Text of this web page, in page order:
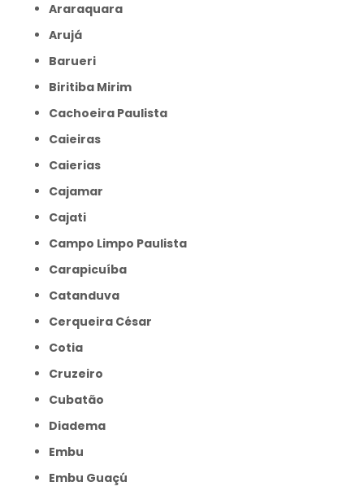
Araraquara
Arujá
Barueri
Biritiba Mirim
Cachoeira Paulista
Caieiras
Caierias
Cajamar
Cajati
Campo Limpo Paulista
Carapicuíba
Catanduva
Cerqueira César
Cotia
Cruzeiro
Cubatão
Diadema
Embu
Embu Guaçú